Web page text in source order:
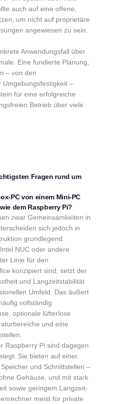
auch auf eine offene,
um nicht auf proprietäre
angewiesen zu sein.
Anwendungsfall über
Eine fundierte Planung,
– von den
Umgebungsfestigkeit –
für eine erfolgreiche
Betrieb über viele
Fragen rund um
PC von einem Mini-PC
dem Raspberry Pi?
zwar Gemeinsamkeiten in
sich jedoch in
grundlegend.
NUC oder andere
Linie für den
konzipiert sind, setzt der
und Langzeitstabilität
Umfeld. Das äußert
vollständig
optionale lüfterlose
und eine
Raspberry Pi sind dagegen
Sie bieten auf einer
und Schnittstellen –
Gehäuse, und mit stark
sowie geringem Langzeit-
meist für private